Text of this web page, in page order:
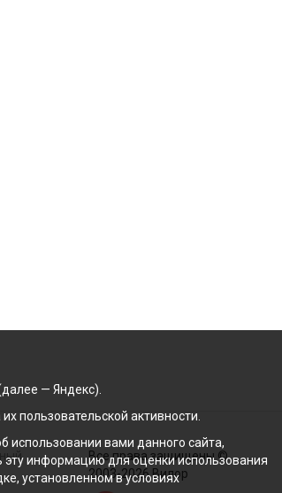
Все права защищены ©
2003-2026 Вилор
— Яндекс).
пользовательской активности.
вами данного сайта,
эту информацию для оценки использования
установленном в условиях